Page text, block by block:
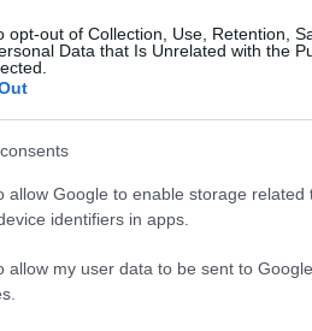
opt-out of Collection, Use, Retention,
Data that Is Unrelated with the
allow Google to enable storage
identifiers in apps.
allow my user data to be sent to
στη μάχη του
νομισματικές παρεμβάσεις που
ο
δολάρια — μέσα σε μόλις έναν
την κατρακύλα του γεν.
υπουργείου Οικονομικών
εδώ και εβδομάδες:το Τόκιο
για να αποτρέψει μια